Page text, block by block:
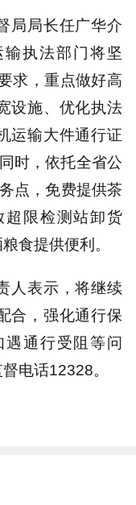
局局长任广华介
输执法部门将坚
求，重点做好高
设施、优化执法
运输大件通行证
时，依托全省公
点，免费提供茶
超限检测站卸货
食提供便利。
人表示，将继续
合，强化通行保
通行受阻等问
电话12328。